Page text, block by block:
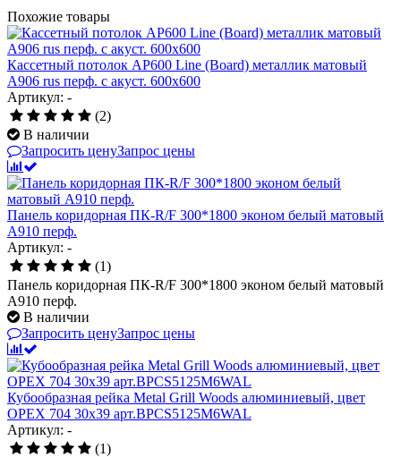
Похожие товары
Кассетный потолок AP600 Line (Board) металлик матовый
А906 rus перф. с акуст. 600x600
Артикул: -
(2)
В наличии
Запросить ценуЗапрос цены
Панель коридорная ПК-R/F 300*1800 эконом белый матовый
А910 перф.
Артикул: -
(1)
Панель коридорная ПК-R/F 300*1800 эконом белый матовый
А910 перф.
В наличии
Запросить ценуЗапрос цены
Кубообразная рейка Metal Grill Woods алюминиевый, цвет
ОРЕХ 704 30x39 арт.BPCS5125M6WAL
Артикул: -
(1)